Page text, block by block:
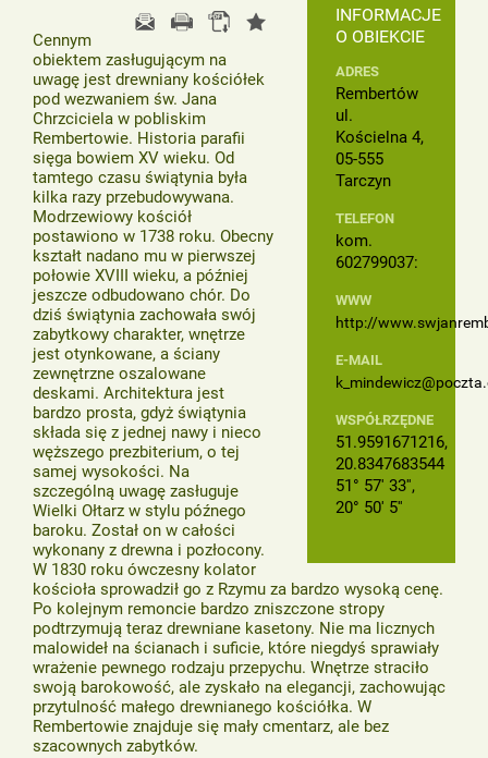
INFORMACJE
O OBIEKCIE
ADRES
Rembertów
ul.
Kościelna 4,
05-555
Tarczyn
TELEFON
kom.
602799037:
WWW
http://
E-MAIL
WSPÓŁRZĘDNE
51.9591671216,
20.8347683544
51° 57' 33'',
20° 50' 5''
Cennym
obiektem zasługującym na
uwagę jest drewniany kościółek
pod wezwaniem św. Jana
Chrzciciela w pobliskim
Rembertowie. Historia parafii
sięga bowiem XV wieku. Od
tamtego czasu świątynia była
kilka razy przebudowywana.
Modrzewiowy kościół
postawiono w 1738 roku. Obecny
kształt nadano mu w pierwszej
połowie XVIII wieku, a później
jeszcze odbudowano chór. Do
dziś świątynia zachowała swój
zabytkowy charakter, wnętrze
jest otynkowane, a ściany
zewnętrzne oszalowane
deskami. Architektura jest
bardzo prosta, gdyż świątynia
składa się z jednej nawy i nieco
węższego prezbiterium, o tej
samej wysokości. Na
szczególną uwagę zasługuje
Wielki Ołtarz w stylu późnego
baroku. Został on w całości
wykonany z drewna i pozłocony.
W 1830 roku ówczesny kolator
kościoła sprowadził go z Rzymu za bardzo wysoką cenę.
Po kolejnym remoncie bardzo zniszczone stropy
podtrzymują teraz drewniane kasetony. Nie ma licznych
malowideł na ścianach i suficie, które niegdyś sprawiały
wrażenie pewnego rodzaju przepychu. Wnętrze straciło
swoją barokowość, ale zyskało na elegancji, zachowując
przytulność małego drewnianego kościółka. W
Rembertowie znajduje się mały cmentarz, ale bez
szacownych zabytków.